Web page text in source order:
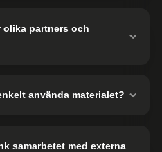
olika partners och
använda materialet?
samarbetet med externa